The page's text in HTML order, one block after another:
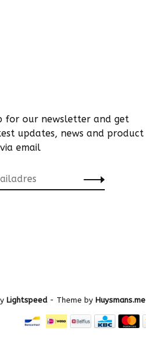
for our newsletter and get
updates, news and product
email
Lightspeed- Theme by Huysmans.me